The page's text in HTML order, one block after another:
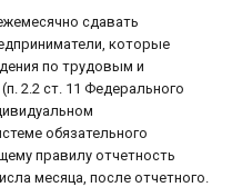
сдавать
которые
по трудовым и
2.2 ст. 11 Федерального
обязательного
правилу отчетность
месяца, после отчетного.